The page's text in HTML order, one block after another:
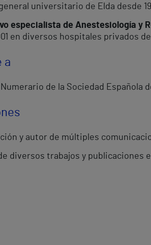
universitario de Elda desde
especialista de Anestesiología y
en diversos hospitales privados
a
de la Sociedad Española
y autor de múltiples
diversos trabajos y publicaciones